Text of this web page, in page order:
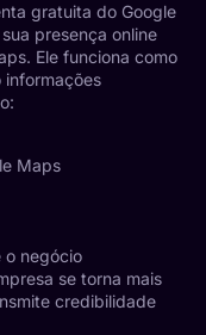
gratuita do Google
presença online
Ele funciona como
Maps
o negócio
se torna mais
credibilidade